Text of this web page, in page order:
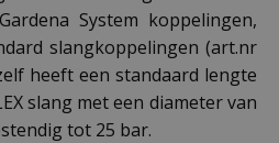
System koppelingen,
slangkoppelingen (art.nr
heeft een standaard lengte
slang met een diameter van
tot 25 bar.